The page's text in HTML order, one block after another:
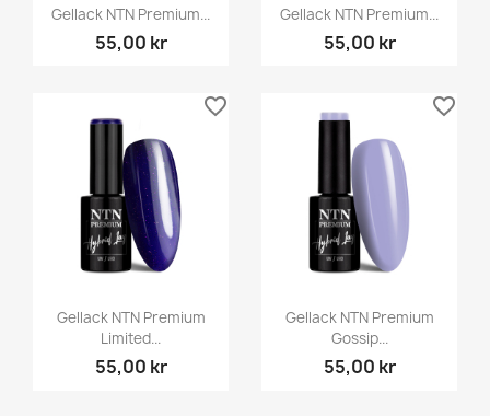
Gellack NTN Premium...
55,00 kr
Gellack NTN Premium...
55,00 kr
Gellack NTN Premium
Limited...
55,00 kr
favorite_border
Gellack NTN Premium
Gossip...
55,00 kr
favorite_border